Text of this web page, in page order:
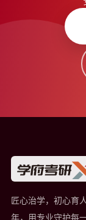
匠心治学，初心育
年，用专业守护每